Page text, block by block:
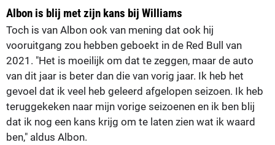
Albon is blij met zijn kans bij Williams
Toch is van Albon ook van mening dat ook hij
vooruitgang zou hebben geboekt in de Red Bull van
2021. "Het is moeilijk om dat te zeggen, maar de auto
van dit jaar is beter dan die van vorig jaar. Ik heb het
gevoel dat ik veel heb geleerd afgelopen seizoen. Ik heb
teruggekeken naar mijn vorige seizoenen en ik ben blij
dat ik nog een kans krijg om te laten zien wat ik waard
ben," aldus Albon.